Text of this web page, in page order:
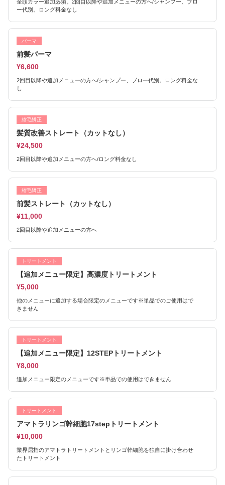
全頭カラー追加必須。2回目以降や追加メニューの方へ/シャンプー、ブロ
ー代別。ロング料金なし
パーマ
前髪パーマ
¥6,600
2回目以降や追加メニューの方へ/シャンプー、ブロー代別。ロング料金な
し
縮毛矯正
髪質改善ストレート（カットなし）
¥24,500
2回目以降や追加メニューの方へ/ロング料金なし
縮毛矯正
前髪ストレート（カットなし）
¥11,000
2回目以降や追加メニューの方へ
トリートメント
【追加メニュー限定】高濃度トリートメント
¥5,000
他のメニューに追加する場合限定のメニューです※単品でのご使用はで
きません
トリートメント
【追加メニュー限定】12STEPトリートメント
¥8,000
追加メニュー限定のメニューです※単品での使用はできません
トリートメント
アマトラリンゴ幹細胞17stepトリートメント
¥10,000
業界屈指のアマトラトリートメントとリンゴ幹細胞を独自に掛け合わせ
たトリートメント